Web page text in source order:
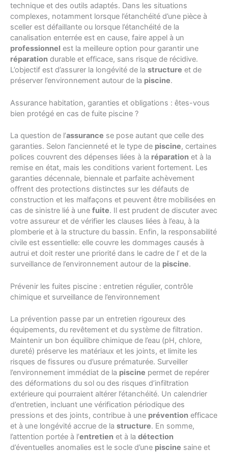
technique et des outils adaptés. Dans les situations
complexes, notamment lorsque l’étanchéité d’une pièce à
sceller est défaillante ou lorsque l’étanchéité de la
canalisation enterrée est en cause, faire appel à un
professionnel est la meilleure option pour garantir une
réparation durable et efficace, sans risque de récidive.
L’objectif est d’assurer la longévité de la structure et de
préserver l’environnement autour de la piscine.
Assurance habitation, garanties et obligations : êtes-vous
bien protégé en cas de fuite piscine ?
La question de l’assurance se pose autant que celle des
garanties. Selon l’ancienneté et le type de piscine, certaines
polices couvrent des dépenses liées à la réparation et à la
remise en état, mais les conditions varient fortement. Les
garanties décennale, biennale et parfaite achèvement
offrent des protections distinctes sur les défauts de
construction et les malfaçons et peuvent être mobilisées en
cas de sinistre lié à une fuite. Il est prudent de discuter avec
votre assureur et de vérifier les clauses liées à l’eau, à la
plomberie et à la structure du bassin. Enfin, la responsabilité
civile est essentielle: elle couvre les dommages causés à
autrui et doit rester une priorité dans le cadre de l’ et de la
surveillance de l’environnement autour de la piscine.
Prévenir les fuites piscine : entretien régulier, contrôle
chimique et surveillance de l’environnement
La prévention passe par un entretien rigoureux des
équipements, du revêtement et du système de filtration.
Maintenir un bon équilibre chimique de l’eau (pH, chlore,
dureté) préserve les matériaux et les joints, et limite les
risques de fissures ou d’usure prématurée. Surveiller
l’environnement immédiat de la piscine permet de repérer
des déformations du sol ou des risques d’infiltration
extérieure qui pourraient altérer l’étanchéité. Un calendrier
d’entretien, incluant une vérification périodique des
pressions et des joints, contribue à une prévention efficace
et à une longévité accrue de la structure. En somme,
l’attention portée à l’entretien et à la détection
d’éventuelles anomalies est le socle d’une piscine saine et